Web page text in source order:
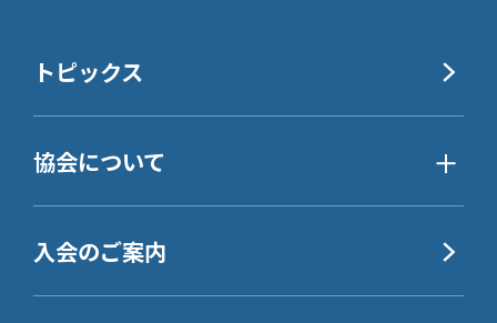
トピックス
協会について
入会のご案内